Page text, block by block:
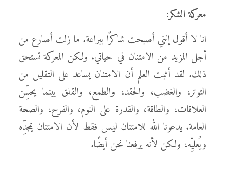
معركة الشكر:
انا لا أقول إنني أصبحت شاكرًا ببراعة. ما زلت أصارع من
أجل المزيد من الامتنان في حياتي. ولكن المعركة تستحق
ذلك. لقد أثبت العلم أن الامتنان يساعد على التقليل من
التوتر، والغضب، والحقد، والطمع، والقلق بينما يحسِّن
العلاقات، والطاقة، والقدرة على النوم، والفرح، والصحة
العامة. يدعونا الله للامتنان ليس فقط لأن الامتنان يمجدِّه
ويُعليِّه، ولكن لأنه يرفعنا نحن أيضًا.